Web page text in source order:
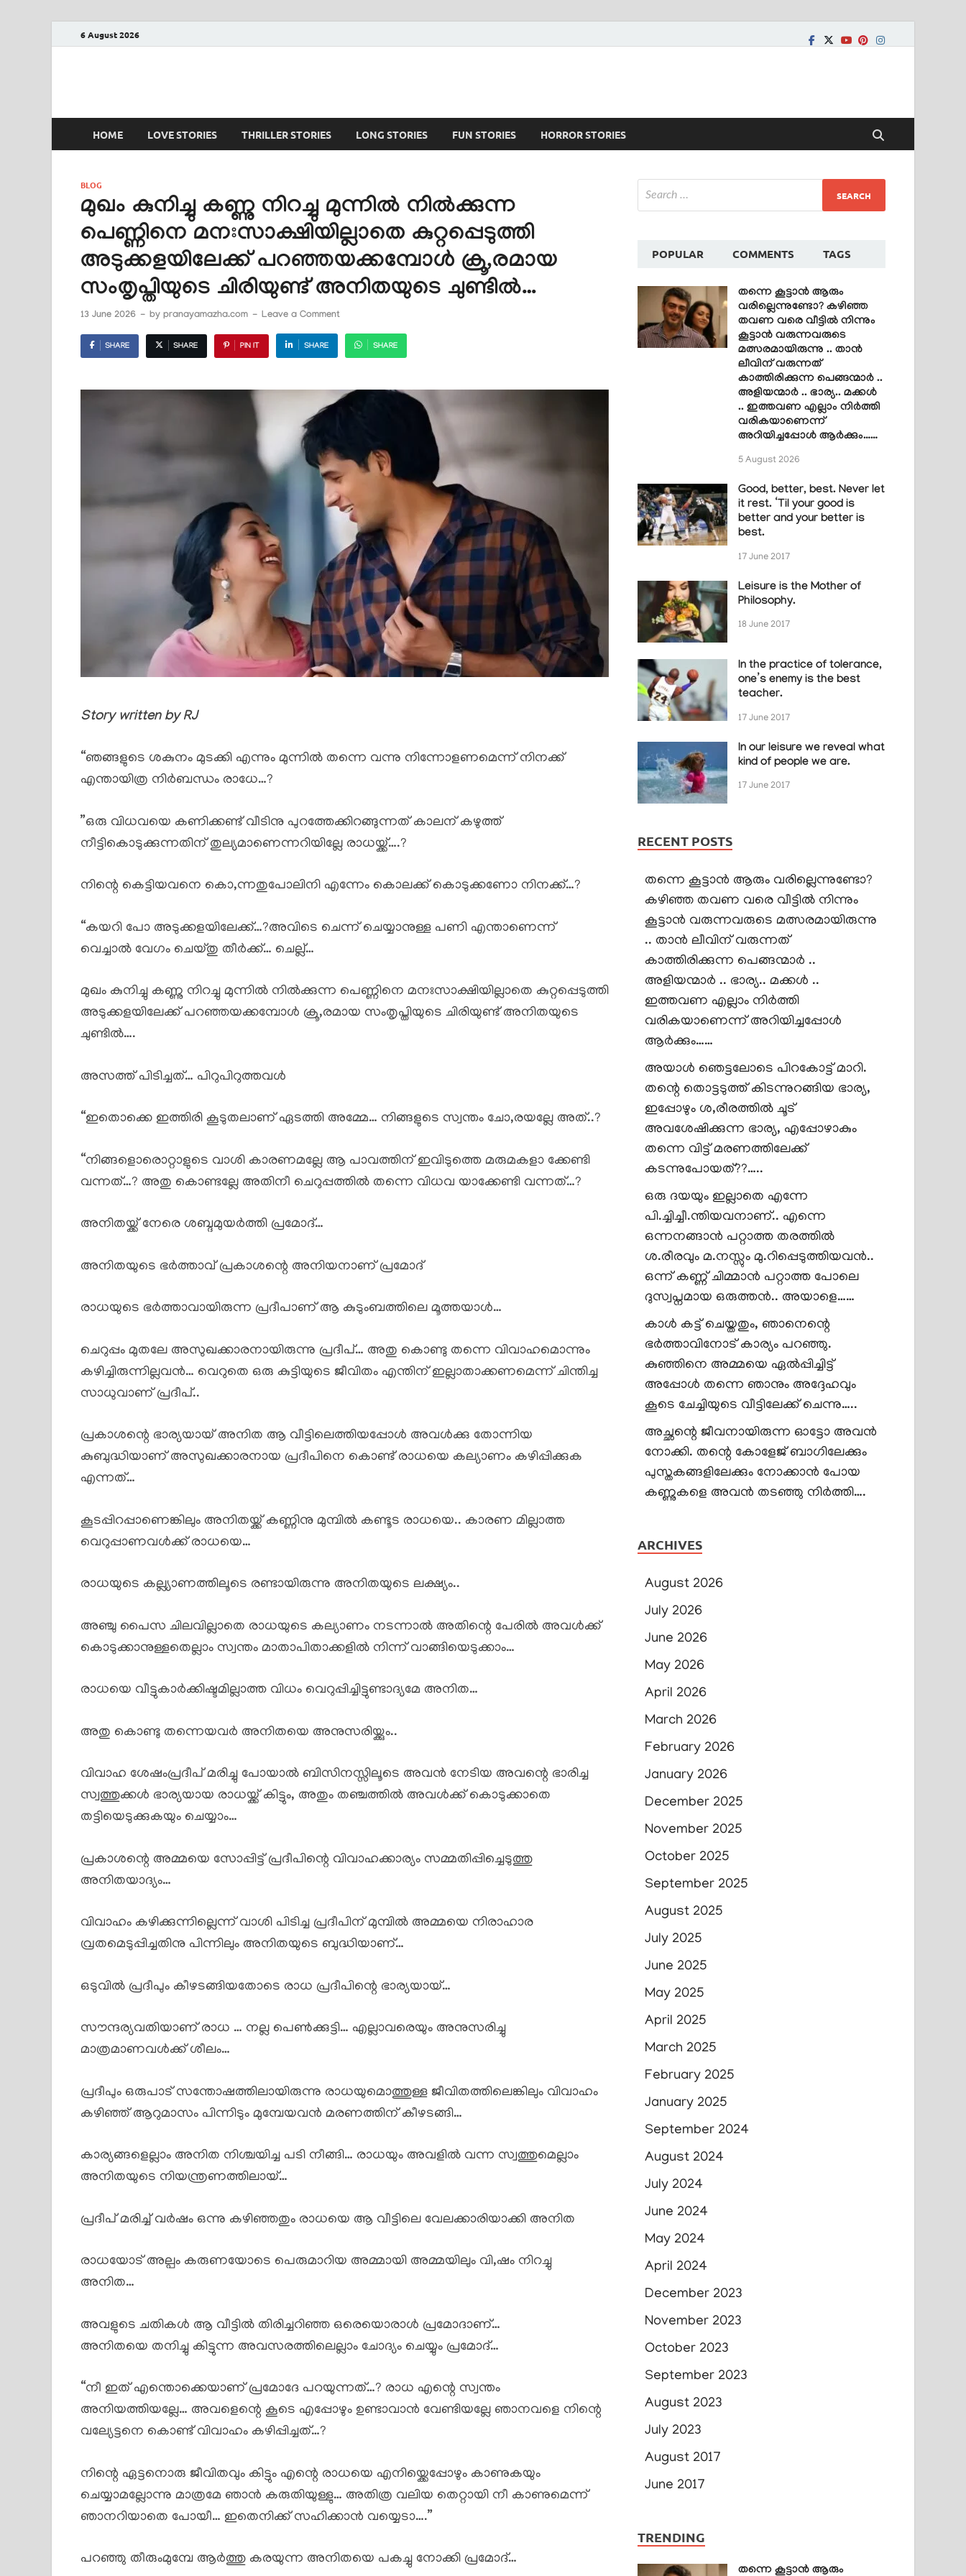
6 August 2026
HOME LOVE STORIES THRILLER STORIES LONG STORIES FUN STORIES HORROR STORIES
BLOG
മുഖം കുനിച്ചു കണ്ണു നിറച്ചു മുന്നിൽ നിൽക്കുന്ന
പെണ്ണിനെ മനഃസാക്ഷിയില്ലാതെ കുറ്റപ്പെടുത്തി
അടുക്കളയിലേക്ക് പറഞ്ഞയക്കമ്പോൾ ക്രൂ,രമായ
സംതൃപ്തിയുടെ ചിരിയുണ്ട് അനിതയുടെ ചുണ്ടിൽ…
13 June 2026 - by pranayamazha.com - Leave a Comment
SHARE SHARE PIN IT SHARE SHARE
Story written by RJ
“ഞങ്ങളുടെ ശകുനം മുടക്കി എന്നും മുന്നിൽ തന്നെ വന്നു നിന്നോളണമെന്ന് നിനക്ക്
എന്തായിത്ര നിർബന്ധം രാധേ…?
”ഒരു വിധവയെ കണിക്കണ്ട് വീടിനു പുറത്തേക്കിറങ്ങുന്നത് കാലന് കഴുത്ത്
നീട്ടികൊടുക്കുന്നതിന് തുല്യമാണെന്നറിയില്ലേ രാധയ്ക്ക്….?
നിന്റെ കെട്ടിയവനെ കൊ,ന്നതുപോലിനി എന്നേം കൊലക്ക് കൊടുക്കണോ നിനക്ക്…?
“കയറി പോ അടുക്കളയിലേക്ക്…?അവിടെ ചെന്ന് ചെയ്യാനുള്ള പണി എന്താണെന്ന്
വെച്ചാൽ വേഗം ചെയ്തു തീർക്ക്… ചെല്ല്…
മുഖം കുനിച്ചു കണ്ണു നിറച്ചു മുന്നിൽ നിൽക്കുന്ന പെണ്ണിനെ മനഃസാക്ഷിയില്ലാതെ കുറ്റപ്പെടുത്തി
അടുക്കളയിലേക്ക് പറഞ്ഞയക്കമ്പോൾ ക്രൂ,രമായ സംതൃപ്തിയുടെ ചിരിയുണ്ട് അനിതയുടെ
ചുണ്ടിൽ….
അസത്ത് പിടിച്ചത്… പിറുപിറുത്തവൾ
“ഇതൊക്കെ ഇത്തിരി കൂടുതലാണ് ഏടത്തി അമ്മേ… നിങ്ങളുടെ സ്വന്തം ചോ,രയല്ലേ അത്..?
“നിങ്ങളൊരൊറ്റാളുടെ വാശി കാരണമല്ലേ ആ പാവത്തിന് ഇവിടുത്തെ മരുമകളാ ക്കേണ്ടി
വന്നത്…? അതു കൊണ്ടല്ലേ അതിനീ ചെറുപ്പത്തിൽ തന്നെ വിധവ യാക്കേണ്ടി വന്നത്…?
അനിതയ്ക്ക് നേരെ ശബ്ദമുയർത്തി പ്രമോദ്…
അനിതയുടെ ഭർത്താവ് പ്രകാശന്റെ അനിയനാണ് പ്രമോദ്
രാധയുടെ ഭർത്താവായിരുന്ന പ്രദീപാണ് ആ കുടുംബത്തിലെ മൂത്തയാൾ…
ചെറുപ്പം മുതലേ അസുഖക്കാരനായിരുന്നു പ്രദീപ്… അതു കൊണ്ടു തന്നെ വിവാഹമൊന്നും
കഴിച്ചിരുന്നില്ലവൻ… വെറുതെ ഒരു കുട്ടിയുടെ ജീവിതം എന്തിന് ഇല്ലാതാക്കണമെന്ന് ചിന്തിച്ച
സാധുവാണ് പ്രദീപ്..
പ്രകാശന്റെ ഭാര്യയായ് അനിത ആ വീട്ടിലെത്തിയപ്പോൾ അവൾക്കു തോന്നിയ
കുബുദ്ധിയാണ് അസുഖക്കാരനായ പ്രദീപിനെ കൊണ്ട് രാധയെ കല്യാണം കഴിപ്പിക്കുക
എന്നത്…
കൂടപ്പിറപ്പാണെങ്കിലും അനിതയ്ക്ക് കണ്ണിനു മുമ്പിൽ കണ്ടൂട രാധയെ.. കാരണ മില്ലാത്ത
വെറുപ്പാണവൾക്ക് രാധയെ…
രാധയുടെ കല്ല്യാണത്തിലൂടെ രണ്ടായിരുന്നു അനിതയുടെ ലക്ഷ്യം..
അഞ്ചു പൈസ ചിലവില്ലാതെ രാധയുടെ കല്യാണം നടന്നാൽ അതിന്റെ പേരിൽ അവൾക്ക്
കൊടുക്കാനുള്ളതെല്ലാം സ്വന്തം മാതാപിതാക്കളിൽ നിന്ന് വാങ്ങിയെടുക്കാം…
രാധയെ വീട്ടുകാർക്കിഷ്ടമില്ലാത്ത വിധം വെറുപ്പിച്ചിട്ടുണ്ടാദ്യമേ അനിത…
അതു കൊണ്ടു തന്നെയവർ അനിതയെ അനുസരിയ്ക്കും..
വിവാഹ ശേഷംപ്രദീപ് മരിച്ചു പോയാൽ ബിസിനസ്സിലൂടെ അവൻ നേടിയ അവന്റെ ഭാരിച്ച
സ്വത്തുക്കൾ ഭാര്യയായ രാധയ്ക്ക് കിട്ടും, അതും തഞ്ചത്തിൽ അവൾക്ക് കൊടുക്കാതെ
തട്ടിയെടുക്കുകയും ചെയ്യാം…
പ്രകാശന്റെ അമ്മയെ സോപ്പിട്ട് പ്രദീപിന്റെ വിവാഹക്കാര്യം സമ്മതിപ്പിച്ചെടുത്തു
അനിതയാദ്യം…
വിവാഹം കഴിക്കുന്നില്ലെന്ന് വാശി പിടിച്ച പ്രദീപിന് മുമ്പിൽ അമ്മയെ നിരാഹാര
വ്രതമെടുപ്പിച്ചതിനു പിന്നിലും അനിതയുടെ ബുദ്ധിയാണ്…
ഒടുവിൽ പ്രദീപും കീഴടങ്ങിയതോടെ രാധ പ്രദീപിന്റെ ഭാര്യയായ്…
സൗന്ദര്യവതിയാണ് രാധ … നല്ല പെൺക്കുട്ടി… എല്ലാവരെയും അനുസരിച്ചു
മാത്രമാണവൾക്ക് ശീലം…
പ്രദീപും ഒരുപാട് സന്തോഷത്തിലായിരുന്നു രാധയുമൊത്തുള്ള ജീവിതത്തിലെങ്കിലും വിവാഹം
കഴിഞ്ഞ് ആറുമാസം പിന്നിടും മുമ്പേയവൻ മരണത്തിന് കീഴടങ്ങി…
കാര്യങ്ങളെല്ലാം അനിത നിശ്ചയിച്ച പടി നീങ്ങി… രാധയും അവളിൽ വന്ന സ്വത്തുമെല്ലാം
അനിതയുടെ നിയന്ത്രണത്തിലായ്…
പ്രദീപ് മരിച്ച് വർഷം ഒന്നു കഴിഞ്ഞതും രാധയെ ആ വീട്ടിലെ വേലക്കാരിയാക്കി അനിത
രാധയോട് അല്പം കരുണയോടെ പെരുമാറിയ അമ്മായി അമ്മയിലും വി,ഷം നിറച്ചു
അനിത…
അവളുടെ ചതികൾ ആ വീട്ടിൽ തിരിച്ചറിഞ്ഞ ഒരെയൊരാൾ പ്രമോദാണ്…
അനിതയെ തനിച്ചു കിട്ടുന്ന അവസരത്തിലെല്ലാം ചോദ്യം ചെയ്യും പ്രമോദ്…
“നീ ഇത് എന്തൊക്കെയാണ് പ്രമോദേ പറയുന്നത്…? രാധ എന്റെ സ്വന്തം
അനിയത്തിയല്ലേ… അവളെന്റെ കൂടെ എപ്പോഴും ഉണ്ടാവാൻ വേണ്ടിയല്ലേ ഞാനവളെ നിന്റെ
വല്യേട്ടനെ കൊണ്ട് വിവാഹം കഴിപ്പിച്ചത്…?
നിന്റെ ഏട്ടനൊരു ജീവിതവും കിട്ടും എന്റെ രാധയെ എനിയ്ക്കെപ്പോഴും കാണുകയും
ചെയ്യാമല്ലോന്നു മാത്രമേ ഞാൻ കരുതിയുള്ളു… അതിത്ര വലിയ തെറ്റായി നീ കാണുമെന്ന്
ഞാനറിയാതെ പോയീ… ഇതെനിക്ക് സഹിക്കാൻ വയ്യെടാ….”
പറഞ്ഞു തീരുംമുമ്പേ ആർത്തു കരയുന്ന അനിതയെ പകച്ചു നോക്കി പ്രമോദ്…
POPULAR COMMENTS TAGS
തന്നെ കൂട്ടാൻ ആരും
വരില്ലെന്നുണ്ടോ? കഴിഞ്ഞ
തവണ വരെ വീട്ടിൽ നിന്നും
കൂട്ടാൻ വരുന്നവരുടെ
മത്സരമായിരുന്നു .. താൻ
ലീവിന് വരുന്നത്
കാത്തിരിക്കുന്ന പെങ്ങന്മാർ ..
അളിയന്മാർ .. ഭാര്യ.. മക്കൾ
.. ഇത്തവണ എല്ലാം നിർത്തി
വരികയാണെന്ന്
അറിയിച്ചപ്പോൾ ആർക്കും……
5 August 2026
Good, better, best. Never let
it rest. ‘Til your good is
better and your better is
best.
17 June 2017
Leisure is the Mother of
Philosophy.
18 June 2017
In the practice of tolerance,
one’s enemy is the best
teacher.
17 June 2017
In our leisure we reveal what
kind of people we are.
17 June 2017
RECENT POSTS
തന്നെ കൂട്ടാൻ ആരും വരില്ലെന്നുണ്ടോ?
കഴിഞ്ഞ തവണ വരെ വീട്ടിൽ നിന്നും
കൂട്ടാൻ വരുന്നവരുടെ മത്സരമായിരുന്നു
.. താൻ ലീവിന് വരുന്നത്
കാത്തിരിക്കുന്ന പെങ്ങന്മാർ ..
അളിയന്മാർ .. ഭാര്യ.. മക്കൾ ..
ഇത്തവണ എല്ലാം നിർത്തി
വരികയാണെന്ന് അറിയിച്ചപ്പോൾ
ആർക്കും……
അയാൾ ഞെട്ടലോടെ പിറകോട്ട് മാറി.
തന്റെ തൊട്ടടുത്ത് കിടന്നുറങ്ങിയ ഭാര്യ,
ഇപ്പോഴും ശ,രീരത്തിൽ ചൂട്
അവശേഷിക്കുന്ന ഭാര്യ, എപ്പോഴാകും
തന്നെ വിട്ട് മരണത്തിലേക്ക്
കടന്നുപോയത്??…..
ഒരു ദയയും ഇല്ലാതെ എന്നേ
പി.ച്ചിച്ചീ.ന്തിയവനാണ്.. എന്നെ
ഒന്നനങ്ങാൻ പറ്റാത്ത തരത്തിൽ
ശ.രീരവും മ.നസ്സും മു.റിപ്പെടുത്തിയവൻ..
ഒന്ന് കണ്ണ് ചിമ്മാൻ പറ്റാത്ത പോലെ
ദുസ്വപ്നമായ ഒരുത്തൻ.. അയാളെ……
കാൾ കട്ട് ചെയ്തതും, ഞാനെന്റെ
ഭർത്താവിനോട് കാര്യം പറഞ്ഞു.
കുഞ്ഞിനെ അമ്മയെ ഏൽപ്പിച്ചിട്ട്
അപ്പോൾ തന്നെ ഞാനും അദ്ദേഹവും
കൂടെ ചേച്ചിയുടെ വീട്ടിലേക്ക് ചെന്നു…..
അച്ഛന്റെ ജീവനായിരുന്ന ഓട്ടോ അവൻ
നോക്കി. തന്റെ കോളേജ് ബാഗിലേക്കും
പുസ്തകങ്ങളിലേക്കും നോക്കാൻ പോയ
കണ്ണുകളെ അവൻ തടഞ്ഞു നിർത്തി….
ARCHIVES
August 2026
July 2026
June 2026
May 2026
April 2026
March 2026
February 2026
January 2026
December 2025
November 2025
October 2025
September 2025
August 2025
July 2025
June 2025
May 2025
April 2025
March 2025
February 2025
January 2025
September 2024
August 2024
July 2024
June 2024
May 2024
April 2024
December 2023
November 2023
October 2023
September 2023
August 2023
July 2023
August 2017
June 2017
TRENDING
തന്നെ കൂട്ടാൻ ആരും